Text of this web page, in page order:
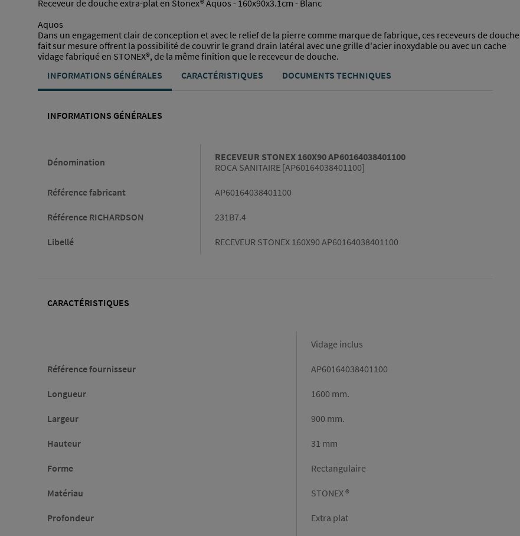
Receveur de douche extra-plat en Stonex® Aquos - 160x90x3.1cm - Blanc
Aquos
Dans un engagement clair de conception et avec le relief de la pierre comme marque de fabrique, ces receveurs de douche
fait sur mesure offrent la possibilité de couvrir le grand drain latéral avec une grille d'acier inoxydable ou avec un cache
vidage fabriqué en STONEX®, de la même finition que le receveur de douche.
INFORMATIONS GÉNÉRALES
CARACTÉRISTIQUES DOCUMENTS TECHNIQUES
INFORMATIONS GÉNÉRALES
Dénomination
RECEVEUR STONEX 160X90 AP60164038401100
ROCA SANITAIRE [AP60164038401100]
Référence fabricant AP60164038401100
Référence RICHARDSON 231B7.4
Libellé RECEVEUR STONEX 160X90 AP60164038401100
CARACTÉRISTIQUES
Vidage inclus
Référence fournisseur AP60164038401100
Longueur 1600 mm.
Largeur 900 mm.
Hauteur 31 mm
Forme Rectangulaire
Matériau STONEX ®
Profondeur Extra plat